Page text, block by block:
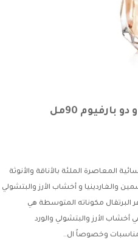
90مل
المعاصرة الملئة بالأناقة والأنوثة
والغاردينيا و أخشاب الأرز والبتشولي
البرتقال مكوناته المتوسطة هي
أخشاب الأرز والبتشولي والورد
وخصوصاً ال..